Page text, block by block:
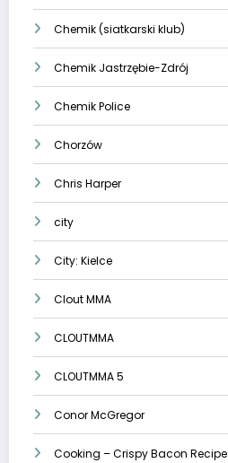
Chemik (siatkarski klub)
Chemik Jastrzębie-Zdrój
Chemik Police
Chorzów
Chris Harper
city
City: Kielce
Clout MMA
CLOUTMMA
CLOUTMMA 5
Conor McGregor
Cooking – Crispy Bacon Recipe